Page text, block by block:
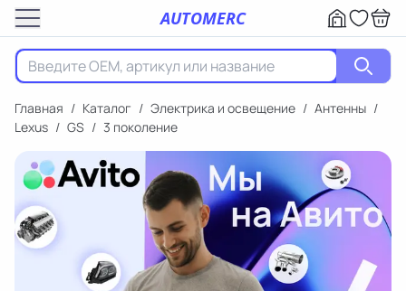
AUTOMERC
Главная / Каталог / Электрика и освещение / Антенны /
Lexus / GS / 3 поколение